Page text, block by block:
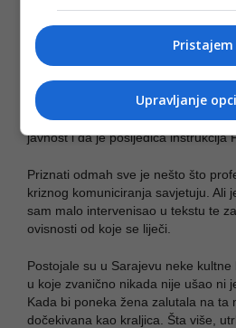
će kontrolisati svoje sociopatske
opravdati bolestima ovisnosti.
Svako ko je proveo barem dan u
je saopštenje, plasirano na
društvenim mrežama samo čekalo
duboko čuvana tajna o njegovim
javnost i da je posljedica instrukcija
Priznati odmah sve je nešto što
kriznog komuniciranja savjetuju. Ali
sam malo intervenisao u tekstu te
ovisnosti od koje se liječi.
Postojale su u Sarajevu neke
u koje zvanično nikada nije ušao ni
Kada bi poneka žena zalutala na ta
dočekivana kao kraljica. Šta više,
Pristajem
Upravljanje